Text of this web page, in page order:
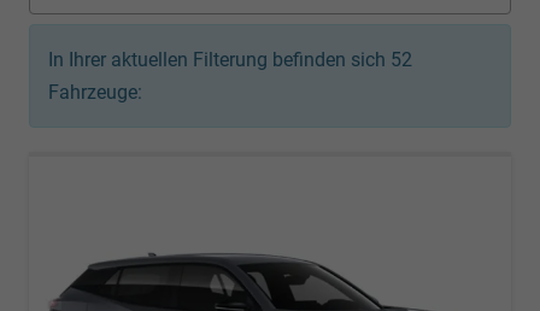
In Ihrer aktuellen Filterung befinden sich 52
Fahrzeuge: